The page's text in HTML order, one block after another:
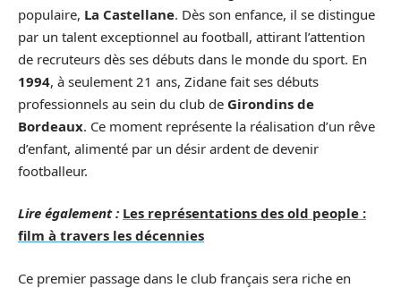
populaire, La Castellane. Dès son enfance, il se distingue
par un talent exceptionnel au football, attirant l’attention
de recruteurs dès ses débuts dans le monde du sport. En
1994, à seulement 21 ans, Zidane fait ses débuts
professionnels au sein du club de Girondins de
Bordeaux. Ce moment représente la réalisation d’un rêve
d’enfant, alimenté par un désir ardent de devenir
footballeur.
Lire également : Les représentations des old people :
film à travers les décennies
Ce premier passage dans le club français sera riche en